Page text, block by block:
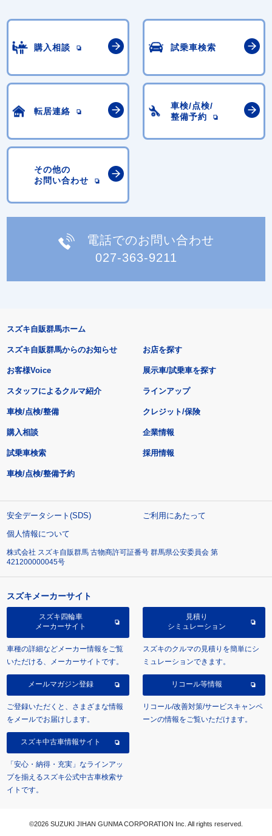
購入相談 試乗車検索
転居連絡
車検/点検/
整備予約
その他の
お問い合わせ
電話でのお問い合わせ
027-363-9211
スズキ自販群馬ホーム
スズキ自販群馬からのお知らせ
お客様Voice
スタッフによるクルマ紹介
お店を探す
展示車/試乗車を探す
ラインアップ
車検/点検/整備 クレジット/保険
購入相談
試乗車検索
車検/点検/整備予約
企業情報
採用情報
安全データシート(SDS)
ご利用にあたって
個人情報について
株式会社 スズキ自販群馬 古物商許可証番号 群馬県公安委員会 第
421200000045号
スズキメーカーサイト
スズキ四輪車
メーカーサイト
車種の詳細などメーカー情報をご覧
いただける、メーカーサイトです。
見積り
シミュレーション
スズキのクルマの見積りを簡単にシ
ミュレーションできます。
メールマガジン登録
ご登録いただくと、さまざまな情報
をメールでお届けします。
リコール等情報
リコール/改善対策/サービスキャンペ
ーンの情報をご覧いただけます。
スズキ中古車情報サイト
「安心・納得・充実」なラインアッ
プを揃えるスズキ公式中古車検索サ
イトです。
©2026 SUZUKI JIHAN GUNMA CORPORATION Inc. All rights reserved.